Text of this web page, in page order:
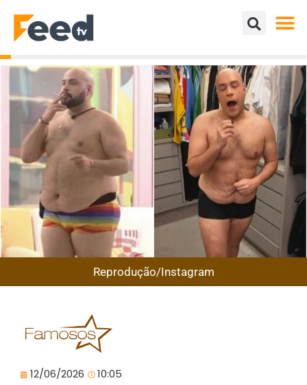
Reprodução/Instagram
12/06/2026 10:05